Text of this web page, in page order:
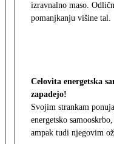
izravnalno maso.
pomanjkanju višine tal.
Celovita energetska
zapadejo!
Svojim strankam
energetsko
ampak tudi njegovim